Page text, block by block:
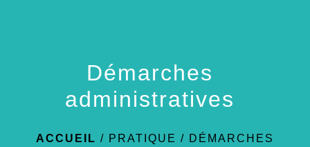
Démarches
administratives
ACCUEIL / PRATIQUE / DÉMARCHES